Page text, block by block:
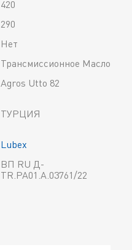
420
290
Нет
Трансмиссионное Масло
Agros Utto 82
ТУРЦИЯ
Lubex
ВП RU Д-
TR.РА01.А.03761/22